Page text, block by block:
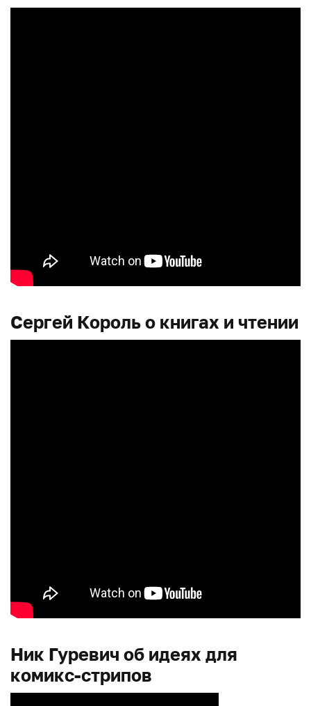
Сергей Король о книгах и чтении
Ник Гуревич об идеях для
комикс-стрипов